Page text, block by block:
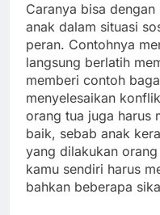
Caranya bisa
anak dalam situasi
peran. Contohnya
langsung berlatih
memberi contoh
menyelesaikan
orang tua juga harus
baik, sebab anak
yang dilakukan
kamu sendiri harus
bahkan beberapa